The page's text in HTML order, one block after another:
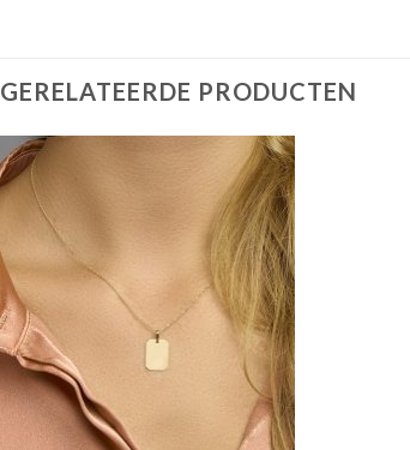
GERELATEERDE PRODUCTEN